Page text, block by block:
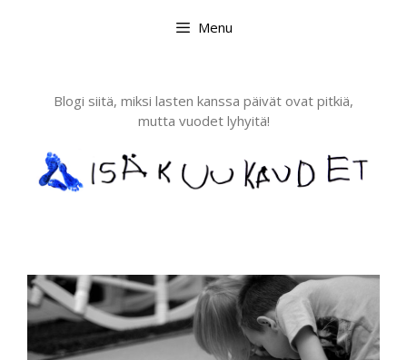
Menu
Blogi siitä, miksi lasten kanssa päivät ovat pitkiä,
mutta vuodet lyhyitä!